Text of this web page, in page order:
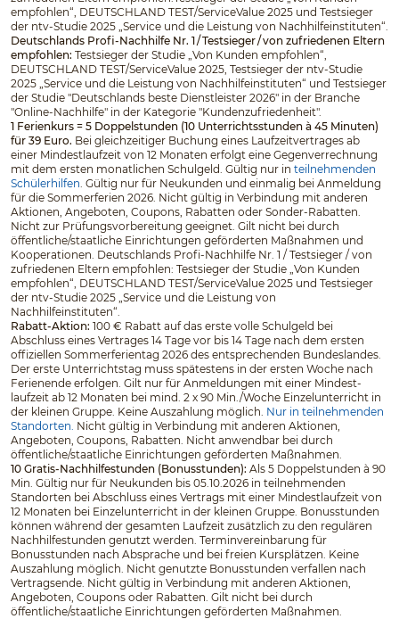
empfohlen“, DEUTSCHLAND TEST/ServiceValue 2025 und Testsieger
der ntv-Studie 2025 „Service und die Leistung von Nachhilfeinstituten“.
Deutschlands Profi-Nachhilfe Nr. 1 / Testsieger / von zufriedenen Eltern
empfohlen: Testsieger der Studie „Von Kunden empfohlen“,
DEUTSCHLAND TEST/ServiceValue 2025, Testsieger der ntv-Studie
2025 „Service und die Leistung von Nachhilfeinstituten“ und Testsieger
der Studie "Deutschlands beste Dienstleister 2026" in der Branche
"Online-Nachhilfe" in der Kategorie "Kundenzufriedenheit".
1 Ferienkurs = 5 Doppelstunden (10 Unterrichtsstunden à 45 Minuten)
für 39 Euro. Bei gleichzeitiger Buchung eines Laufzeitvertrages ab
einer Mindestlaufzeit von 12 Monaten erfolgt eine Gegenverrechnung
mit dem ersten monatlichen Schulgeld. Gültig nur in teilnehmenden
Schülerhilfen. Gültig nur für Neukunden und einmalig bei Anmeldung
für die Sommerferien 2026. Nicht gültig in Verbindung mit anderen
Aktionen, Angeboten, Coupons, Rabatten oder Sonder-Rabatten.
Nicht zur Prüfungsvorbereitung geeignet. Gilt nicht bei durch
öffentliche/staatliche Einrichtungen geförderten Maßnahmen und
Kooperationen. Deutschlands Profi-Nachhilfe Nr. 1 / Testsieger / von
zufriedenen Eltern empfohlen: Testsieger der Studie „Von Kunden
empfohlen“, DEUTSCHLAND TEST/ServiceValue 2025 und Testsieger
der ntv-Studie 2025 „Service und die Leistung von
Nachhilfeinstituten“.
Rabatt-Aktion: 100 € Rabatt auf das erste volle Schulgeld bei
Abschluss eines Vertrages 14 Tage vor bis 14 Tage nach dem ersten
offiziellen Sommerferientag 2026 des entsprechenden Bundeslandes.
Der erste Unterrichtstag muss spätestens in der ersten Woche nach
Ferienende erfolgen. Gilt nur für Anmeldungen mit einer Mindest­
laufzeit ab 12 Monaten bei mind. 2 x 90 Min./Woche Einzelunterricht in
der kleinen Gruppe. Keine Auszahlung möglich. Nur in teilnehmenden
Standorten. Nicht gültig in Verbindung mit anderen Aktionen,
Angeboten, Coupons, Rabatten. Nicht anwendbar bei durch
öffentliche/staatliche Einrichtungen geförderten Maßnahmen.
10 Gratis-Nachhilfestunden (Bonusstunden): Als 5 Doppelstunden à 90
Min. Gültig nur für Neukunden bis 05.10.2026 in teilnehmenden
Standorten bei Abschluss eines Vertrags mit einer Mindestlaufzeit von
12 Monaten bei Einzelunterricht in der kleinen Gruppe. Bonusstunden
können während der gesamten Laufzeit zusätzlich zu den regulären
Nachhilfestunden genutzt werden. Terminvereinbarung für
Bonusstunden nach Absprache und bei freien Kursplätzen. Keine
Auszahlung möglich. Nicht genutzte Bonusstunden verfallen nach
Vertragsende. Nicht gültig in Verbindung mit anderen Aktionen,
Angeboten, Coupons oder Rabatten. Gilt nicht bei durch
öffentliche/staatliche Einrichtungen geförderten Maßnahmen.